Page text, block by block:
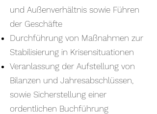
und Außenverhältnis sowie Führen
der Geschäfte
Durchführung von Maßnahmen zur
Stabilisierung in Krisensituationen
Veranlassung der Aufstellung von
Bilanzen und Jahresabschlüssen,
sowie Sicherstellung einer
ordentlichen Buchführung